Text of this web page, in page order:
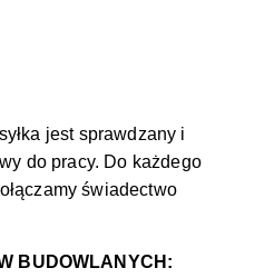
jest sprawdzany i
do pracy. Do każdego
świadectwo
BUDOWLANYCH: